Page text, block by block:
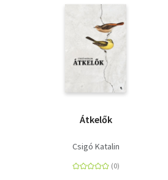
Átkelők
Csigó Katalin